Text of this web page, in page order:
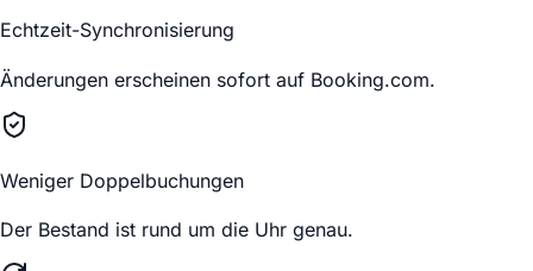
Echtzeit-Synchronisierung
Änderungen erscheinen sofort auf Booking.com.
Weniger Doppelbuchungen
Der Bestand ist rund um die Uhr genau.